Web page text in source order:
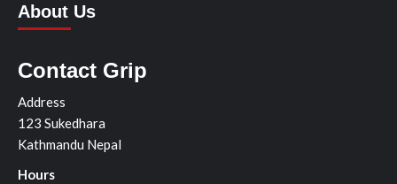
About Us
Contact Grip
Address
123 Sukedhara
Kathmandu Nepal
Hours